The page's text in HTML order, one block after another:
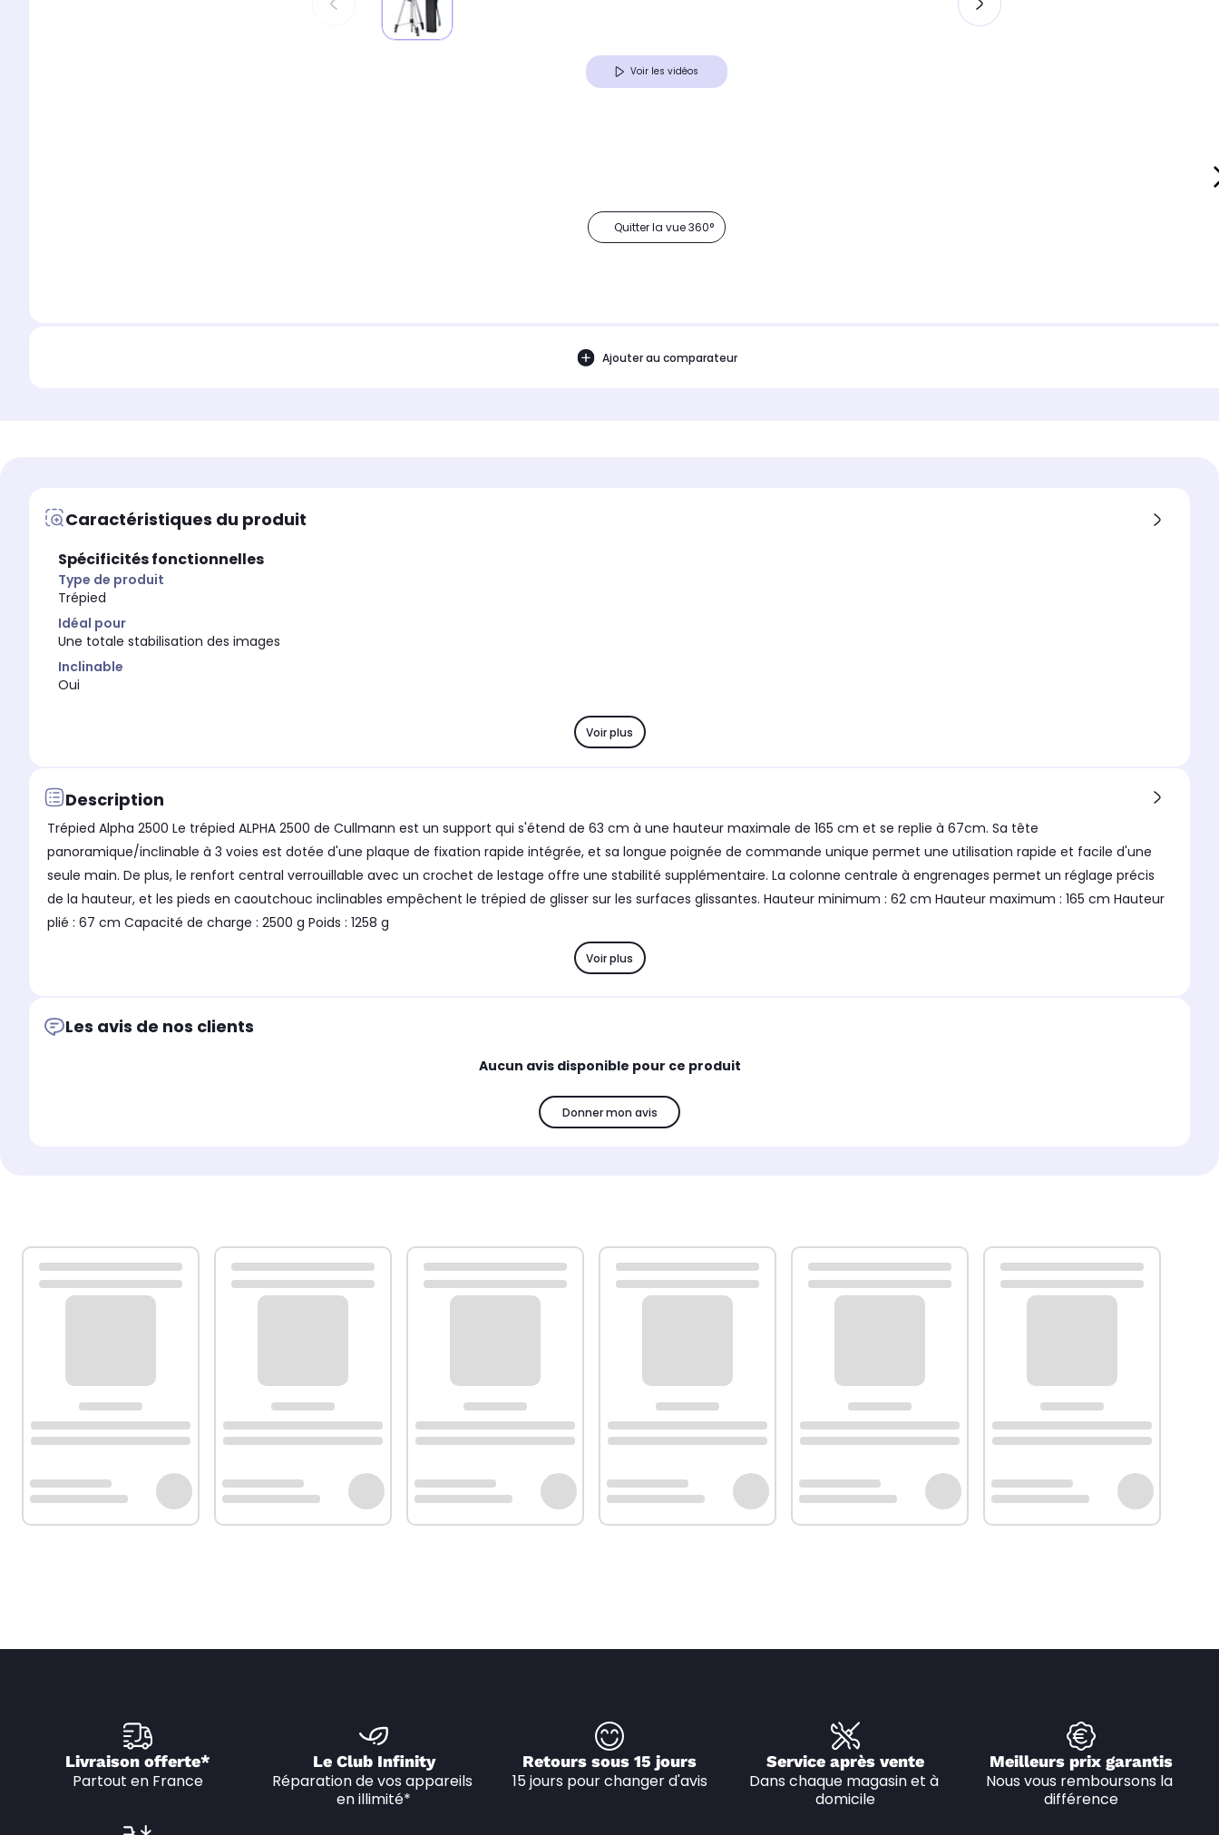
Voir les vidéos
Quitter la vue 360°
Ajouter au comparateur
Caractéristiques du produit
Spécificités fonctionnelles
Type de produit
Trépied
Idéal pour
Une totale stabilisation des images
Inclinable
Oui
Voir plus
Description
Trépied Alpha 2500 Le trépied ALPHA 2500 de Cullmann est un support qui s'étend de 63 cm à une hauteur maximale de 165 cm et se replie à 67cm. Sa tête
panoramique/inclinable à 3 voies est dotée d'une plaque de fixation rapide intégrée, et sa longue poignée de commande unique permet une utilisation rapide et facile d'une
seule main. De plus, le renfort central verrouillable avec un crochet de lestage offre une stabilité supplémentaire. La colonne centrale à engrenages permet un réglage précis
de la hauteur, et les pieds en caoutchouc inclinables empêchent le trépied de glisser sur les surfaces glissantes. Hauteur minimum : 62 cm Hauteur maximum : 165 cm Hauteur
plié : 67 cm Capacité de charge : 2500 g Poids : 1258 g
Voir plus
Les avis de nos clients
Aucun avis disponible pour ce produit
Donner mon avis
Livraison offerte*
Partout en France
Le Club Infinity
Réparation de vos appareils
en illimité*
Retours sous 15 jours
15 jours pour changer d'avis
Service après vente
Dans chaque magasin et à
domicile
Meilleurs prix garantis
Nous vous remboursons la
différence